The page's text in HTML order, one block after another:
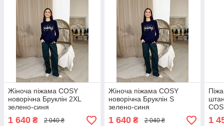
Жіноча піжама COSY
новорічна Бруклін 2XL
зелено-синя
1 640 ₴ 2 040 ₴
Жіноча піжама COSY
новорічна Бруклін S
зелено-синя
1 640₴ 2 040 ₴
синя
1